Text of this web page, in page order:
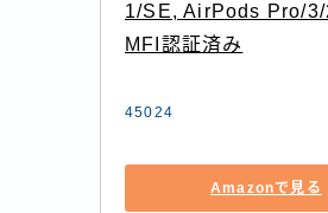
1/SE, AirPods Pro/3/
MFI認証済み
45024
Amazonで見る